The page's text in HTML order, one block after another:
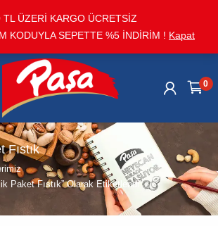
TL ÜZERİ KARGO ÜCRETSİZ
KODUYLA SEPETTE %5 İNDİRİM ! Kapat
0
Fıstık
Paket Fıstık” Olarak Etiketlendi